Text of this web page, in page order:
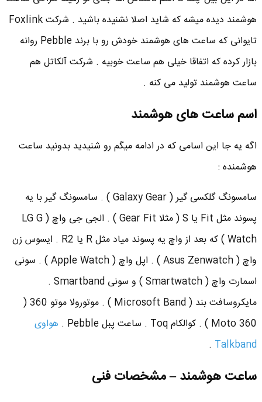
هوشمند دیده میشه که شاید اصلا نشنیده باشید . شرکت Foxlink
تایوانی که ساعت های هوشمند خودش رو با برند Pebble روانه
بازار کرده که اتفاقا خیلی هم ساعت خوبیه . شرکت آلکاتل هم
ساعت هوشمند تولید می کنه .
اسم ساعت های هوشمند
اگه یه جا این اسامی که در ادامه میگم رو شنیدید بدونید ساعت
هوشمنده :
سامسونگ گلکسی گیر ( Galaxy Gear ) . سامسونگ گیر با یه
پسوند مثل Fit یا S ( مثلا Gear Fit ) . الجی جی واچ ( LG G
Watch ) که بعد از واچ یه پسوند میاد مثل R یا R2 . ایسوس زن
واچ ( Asus Zenwatch ) . اپل واچ ( Apple Watch ) . سونی
اسمارت واچ ( Smartwatch ) و سونی Smartband .
مایکروسافت بند ( Microsoft Band ) . موتورولا موتو 360 (
Moto 360 ) . کوالکام Toq . ساعت پبل Pebble .
هواوی
Talkband
.
ساعت هوشمند – مشخصات فنی